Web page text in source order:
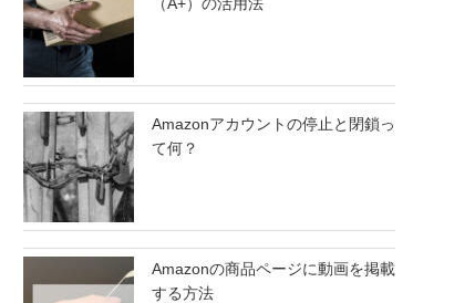
Amazonアカウントの停止と閉鎖っ
て何？
Amazonの商品ページに動画を掲載
する方法